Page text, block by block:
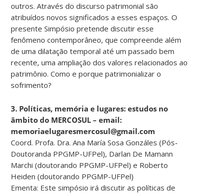
outros. Através do discurso patrimonial são
atribuídos novos significados a esses espaços. O
presente Simpósio pretende discutir esse
fenômeno contemporâneo, que compreende além
de uma dilatação temporal até um passado bem
recente, uma ampliação dos valores relacionados ao
patrimônio. Como e porque patrimonializar o
sofrimento?
3. Políticas, memória e lugares: estudos no
âmbito do MERCOSUL – email:
memoriaelugaresmercosul@gmail.com
Coord. Profa. Dra. Ana María Sosa Gonzáles (Pós-
Doutoranda PPGMP-UFPel), Darlan De Mamann
Marchi (doutorando PPGMP-UFPel) e Roberto
Heiden (doutorando PPGMP-UFPel)
Ementa: Este simpósio irá discutir as políticas de